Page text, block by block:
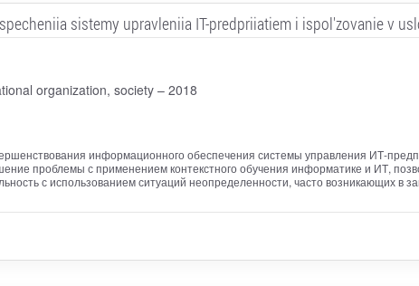
sistemy upravleniia IT-predpriiatiem i ispol'zovanie v
organization, society – 2018
информационного обеспечения системы управления ИТ-
проблемы с применением контекстного обучения информатике и ИТ,
с использованием ситуаций неопределенности, часто возникающих в